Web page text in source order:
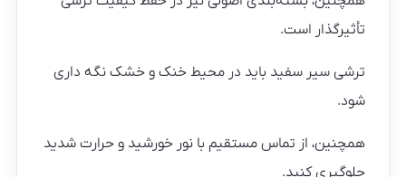
تأثیرگذار است.
ترشی سیر سفید باید در محیط خنک و خشک نگه داری
شود.
همچنین، از تماس مستقیم با نور خورشید و حرارت شدید
جلوگیری کنید.